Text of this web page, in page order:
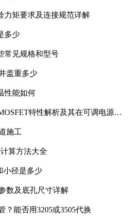
力矩要求及连接规范详解
多少
常见规格和型号
盖重多少
性能如何
特性解析及其在可调电源设
施工
算方法大全
小径是多少
数及底孔尺寸详解
？能否用3205或3505代换